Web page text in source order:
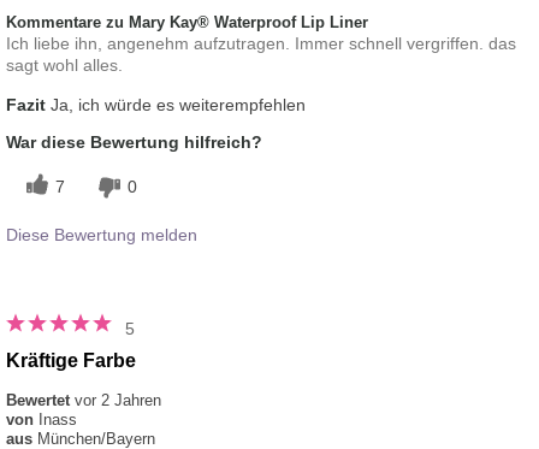
Kommentare zu Mary Kay® Waterproof Lip Liner
Ich liebe ihn, angenehm aufzutragen. Immer schnell vergriffen. das
sagt wohl alles.
Fazit Ja, ich würde es weiterempfehlen
War diese Bewertung hilfreich?
7 0
Diese Bewertung melden
5
Kräftige Farbe
Bewertet vor 2 Jahren
von Inass
aus München/Bayern